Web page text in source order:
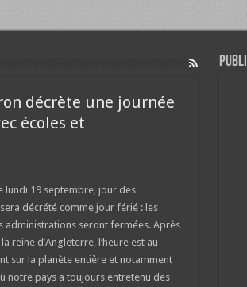
décrète une journée
écoles et
lundi 19 septembre, jour des
décrété comme jour férié : les
administrations seront fermées. Après
reine d’Angleterre, l’heure est au
sur la planète entière et notamment
notre pays a toujours entretenu des